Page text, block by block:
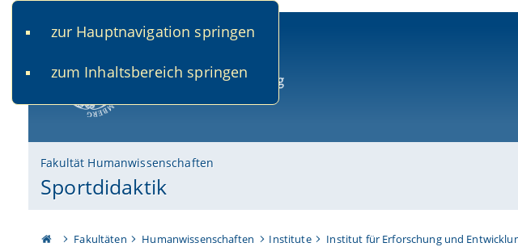
zur Hauptnavigation springen
zum Inhaltsbereich springen
Fakultät Humanwissenschaften
Sportdidaktik
Fakultäten Humanwissenschaften Institute Institut für Erforschung und